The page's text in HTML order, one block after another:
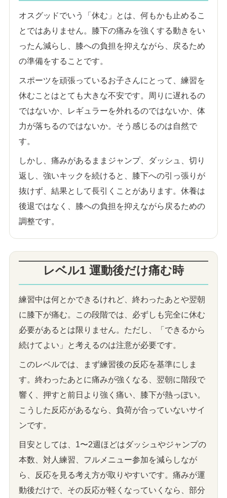
オスグッドでいう「休む」とは、何もかも止めるこ
とではありません。膝下の痛みを強くする動きをい
ったん減らし、膝への負担を抑えながら、戻るため
の準備をすることです。
スポーツを頑張っているお子さんにとって、練習を
休むことはとても大きな不安です。周りに遅れるの
ではないか、レギュラーを外れるのではないか、体
力が落ちるのではないか。そう感じるのは自然で
す。
しかし、痛みがあるままジャンプ、ダッシュ、切り
返し、強いキックを続けると、膝下への引っ張りが
抜けず、結果として長引くことがあります。休養は
後退ではなく、膝への負担を抑えながら戻るための
調整です。
レベル1 運動後だけ痛む時
練習中は何とかできるけれど、終わったあとや翌朝
に膝下が痛む。この段階では、必ずしも完全に休む
必要があるとは限りません。ただし、「できるから
続けてよい」と考えるのは注意が必要です。
このレベルでは、まず練習後の反応を基準にしま
す。終わったあとに痛みが強くなる、翌朝に階段で
響く、押すと前日より強く痛い、膝下が熱っぽい。
こうした反応があるなら、負荷が合っていないサイ
ンです。
目安としては、1〜2週ほどはダッシュやジャンプの
本数、対人練習、フルメニュー参加を減らしなが
ら、反応を見る考え方が取りやすいです。痛みが運
動後だけで、その反応が軽くなっていくなら、部分